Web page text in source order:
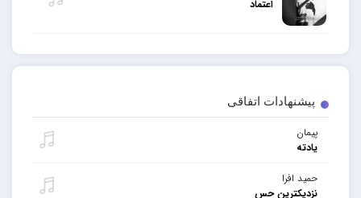
پیشنهادات اتفاقی
پیمان
یادته
حمید افرا
نزدیکترین حس
اعتماد